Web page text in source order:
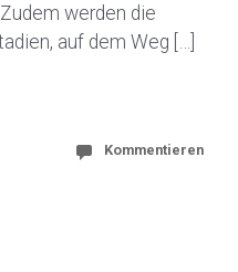
werden die
auf dem Weg […]
Kommentieren